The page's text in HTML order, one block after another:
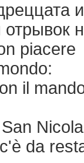
piacere
il
Nicola
da